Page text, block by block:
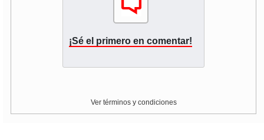
¡Sé el primero en comentar!
Ver términos y condiciones